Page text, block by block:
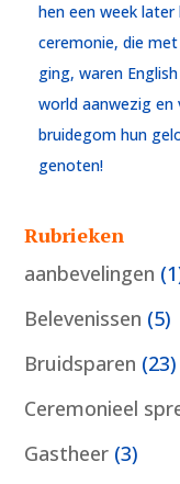
hen een week
ceremonie, die
ging, waren
world aanwezig en
bruidegom hun
genoten!
Rubrieken
aanbevelingen
Belevenissen (5)
Bruidsparen (23)
Ceremonieel
Gastheer (3)